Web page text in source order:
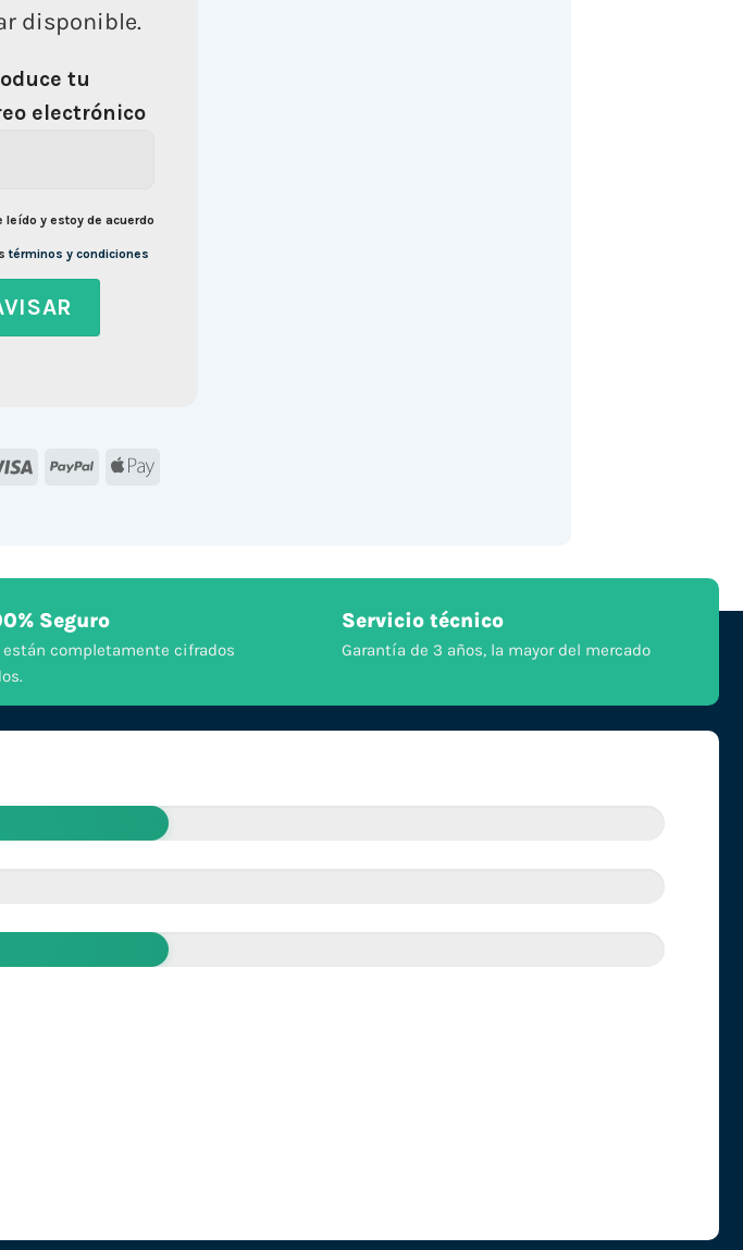
disponible.
tu
electrónico
leído y estoy de acuerdo
términos y condiciones
Visa PayPal Apple
Seguro
están completamente cifrados
Servicio técnico
Garantía de 3 años, la mayor del mercado